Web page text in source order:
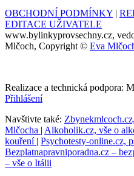
OBCHODNÍ PODMÍNKY |
EDITACE UŽIVATELE
www.bylinkyprovsechny.cz,
Mlčoch, Copyright © Eva
Realizace a technická podpora:
Přihlášení
Navštivte také:
Mlčocha | Alkoholik.cz, vše o
kouření | Psychotesty-online.cz,
Bezplatnapravniporadna.cz –
– vše o Itálii